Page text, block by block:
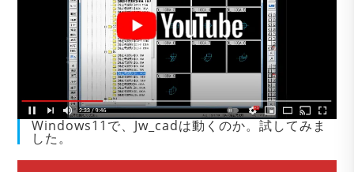
Windows11で、Jw_cadは動くのか。試してみま
した。